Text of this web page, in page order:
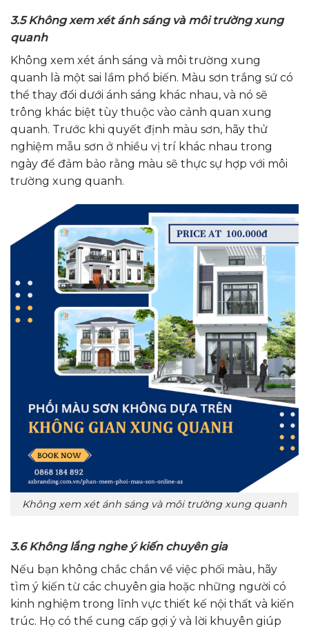
3.5 Không xem xét ánh sáng và môi trường xung
quanh
Không xem xét ánh sáng và môi trường xung
quanh là một sai lầm phổ biến. Màu sơn trắng sứ có
thể thay đổi dưới ánh sáng khác nhau, và nó sẽ
trông khác biệt tùy thuộc vào cảnh quan xung
quanh. Trước khi quyết định màu sơn, hãy thử
nghiệm mẫu sơn ở nhiều vị trí khác nhau trong
ngày để đảm bảo rằng màu sẽ thực sự hợp với môi
trường xung quanh.
Không xem xét ánh sáng và môi trường xung quanh
3.6 Không lắng nghe ý kiến chuyên gia
Nếu bạn không chắc chắn về việc phối màu, hãy
tìm ý kiến từ các chuyên gia hoặc những người có
kinh nghiệm trong lĩnh vực thiết kế nội thất và kiến
trúc. Họ có thể cung cấp gợi ý và lời khuyên giúp